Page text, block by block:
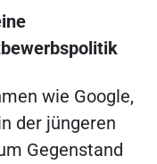
wie Google,
der jüngeren
Gegenstand